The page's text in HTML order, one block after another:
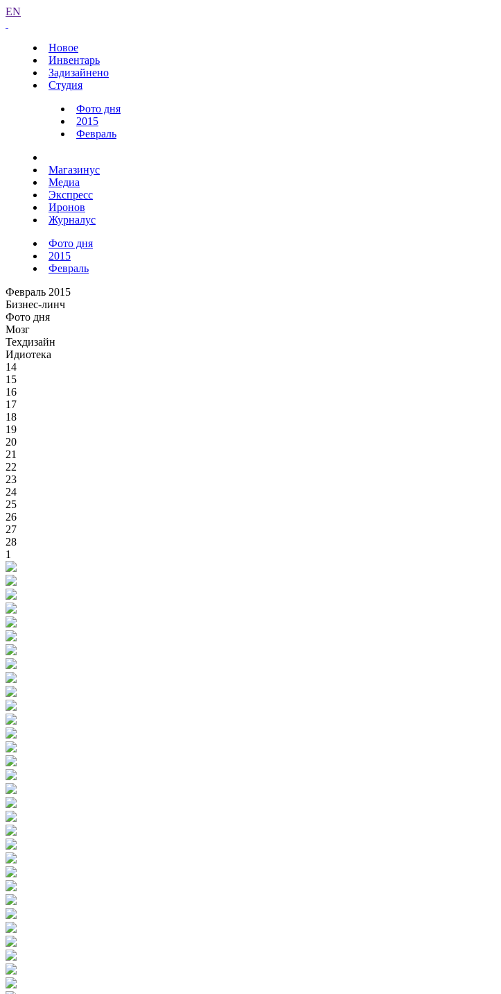
EN
Новое
Инвентарь
Задизайнено
Студия
Фото дня
2015
Февраль
Магазинус
Медиа
Экспресс
Иронов
Журналус
Фото дня
2015
Февраль
Февраль 2015
Бизнес-линч
Фото дня
Мозг
Техдизайн
Идиотека
14
15
16
17
18
19
20
21
22
23
24
25
26
27
28
1